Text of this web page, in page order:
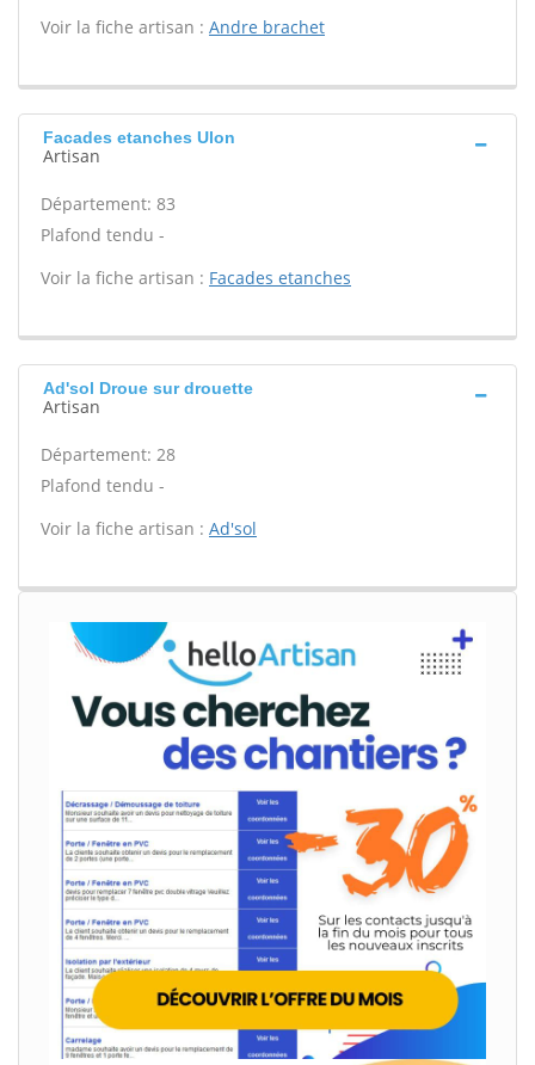
Voir la fiche artisan : Andre brachet
Facades etanches Ulon
Artisan
Département: 83
Plafond tendu -
Voir la fiche artisan : Facades etanches
Ad'sol Droue sur drouette
Artisan
Département: 28
Plafond tendu -
Voir la fiche artisan : Ad'sol